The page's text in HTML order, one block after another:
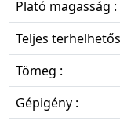
Plató magasság :
Teljes
Tömeg :
Gépigény :